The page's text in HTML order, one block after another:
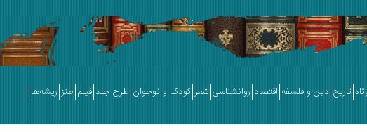
تاریخ دین و فلسفه اقتصاد روانشناسی شعر کودک و نوجوان طرح جلد فیلم طنز ریشه‌ها